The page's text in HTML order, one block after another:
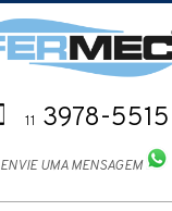
11 3978-5515
ENVIE UMA MENSAGEM